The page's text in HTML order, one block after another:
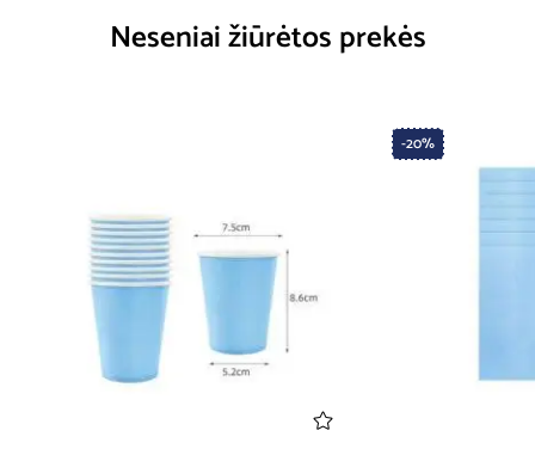
Neseniai žiūrėtos prekės
-20%